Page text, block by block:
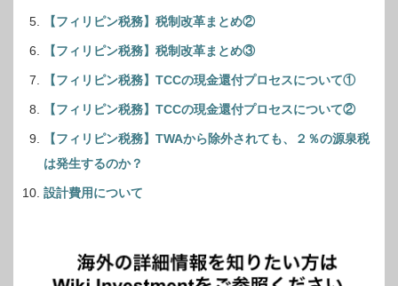
【フィリピン税務】税制改革まとめ②
【フィリピン税務】税制改革まとめ③
【フィリピン税務】TCCの現金還付プロセスについて①
【フィリピン税務】TCCの現金還付プロセスについて②
【フィリピン税務】TWAから除外されても、２％の源泉税
は発生するのか？
設計費用について